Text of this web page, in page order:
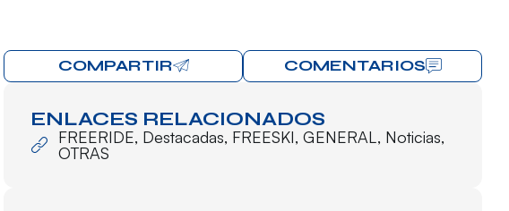
COMPARTIR COMENTARIOS
ENLACES RELACIONADOS
FREERIDE, Destacadas, FREESKI,GENERAL, Noticias,
OTRAS